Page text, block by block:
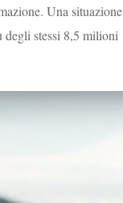
Una situazione
degli stessi 8,5 milioni